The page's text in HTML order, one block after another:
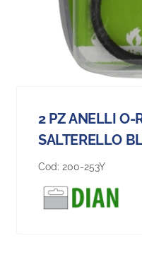
2 PZ ANELLI O-
SALTERELLO
Cod: 200-253Y